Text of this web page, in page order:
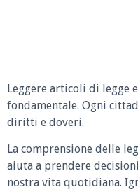
Leggere articoli di legge
fondamentale. Ogni
diritti e doveri.
La comprensione delle
aiuta a prendere
nostra vita quotidiana.